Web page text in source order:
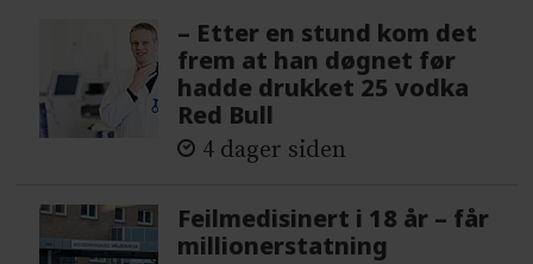
– Etter en stund kom det
frem at han døgnet før
hadde drukket 25 vodka
Red Bull
4 dager siden
Feilmedisinert i 18 år – får
millionerstatning